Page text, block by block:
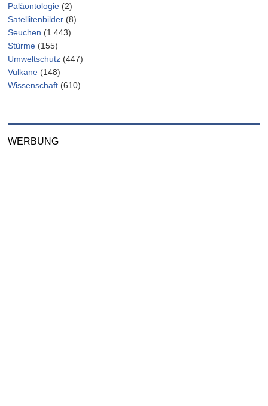
Paläontologie (2)
Satellitenbilder (8)
Seuchen (1.443)
Stürme (155)
Umweltschutz (447)
Vulkane (148)
Wissenschaft (610)
WERBUNG